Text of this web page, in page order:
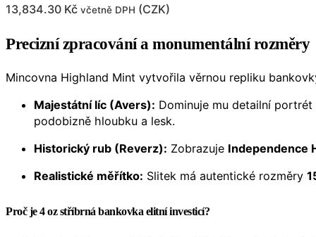
13,834.30 Kč včetně DPH (CZK)
Precizní zpracování a monumentální rozměry
Mincovna Highland Mint vytvořila věrnou repliku
Majestátní líc (Avers): Dominuje mu detailní portrét
podobizně hloubku a lesk.
Historický rub (Reverz): Zobrazuje Independence
Realistické měřítko: Slitek má autentické rozměry
Proč je 4 oz stříbrná bankovka elitní investicí?